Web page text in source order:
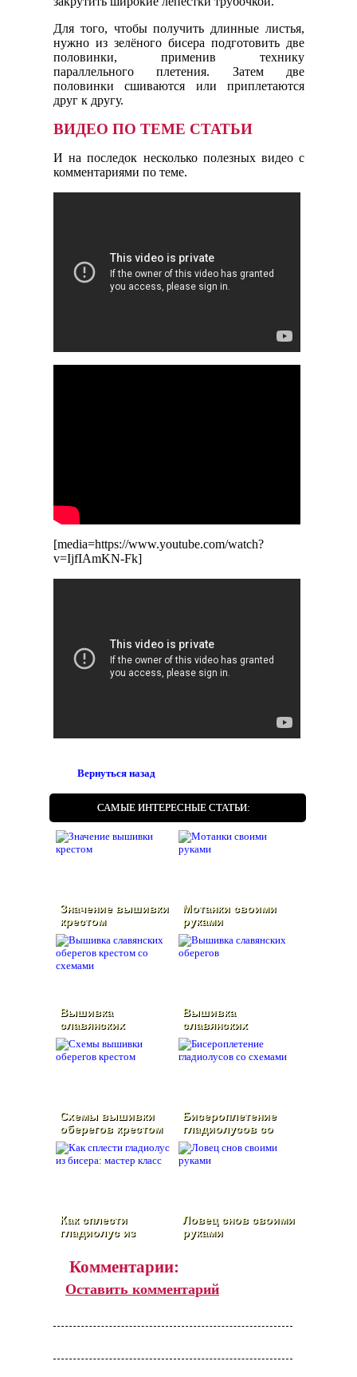
Для того, чтобы получить длинные листья,
нужно из зелёного бисера подготовить две
половинки, применив технику
параллельного плетения. Затем две
половинки сшиваются или приплетаются
друг к другу.
ВИДЕО ПО ТЕМЕ СТАТЬИ
И на последок несколько полезных видео с
комментариями по теме.
[media=https://www.youtube.com/watch?
v=IjfIAmKN-Fk]
Вернуться назад
САМЫЕ ИНТЕРЕСНЫЕ СТАТЬИ:
Значение вышивки
крестом
Мотанки своими
руками
Вышивка
славянских
оберегов крестом
со схемами
Вышивка
славянских
оберегов
Схемы вышивки
оберегов крестом
Бисероплетение
гладиолусов со
схемами
Как сплести
гладиолус из
Ловец снов своими
руками
Комментарии:
Оставить комментарий